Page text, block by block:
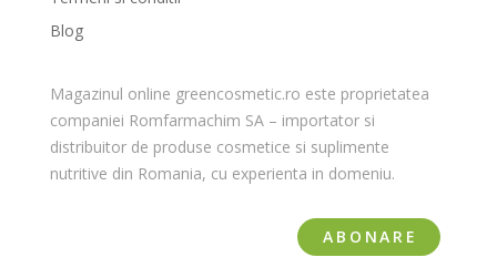
Blog
Magazinul online greencosmetic.ro este proprietatea
companiei Romfarmachim SA – importator si
distribuitor de produse cosmetice si suplimente
nutritive din Romania, cu experienta in domeniu.
ABONARE